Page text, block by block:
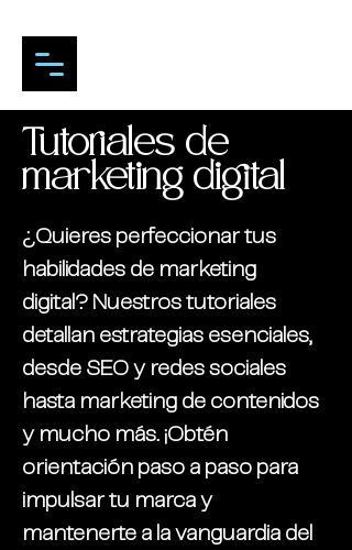
Tutoriales de
marketing digital
¿Quieres perfeccionar tus
habilidades de marketing
digital? Nuestros tutoriales
detallan estrategias esenciales,
desde SEO y redes sociales
hasta marketing de contenidos
y mucho más. ¡Obtén
orientación paso a paso para
impulsar tu marca y
mantenerte a la vanguardia del